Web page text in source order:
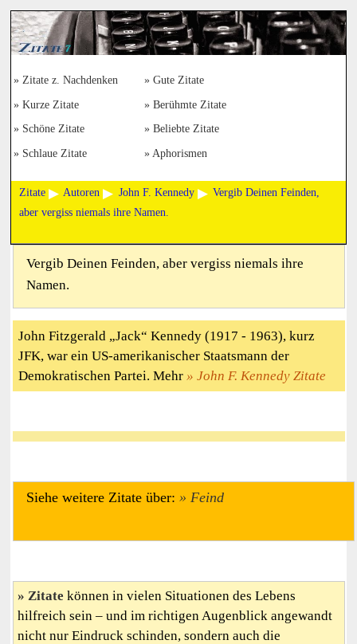
Zitate z. Nachdenken Gute Zitate
Kurze Zitate Berühmte Zitate
Schöne Zitate Beliebte Zitate
Schlaue Zitate Aphorismen
Zitate Autoren John F. Kennedy
Vergib Deinen Feinden,
aber vergiss niemals ihre Namen.
Vergib Deinen Feinden, aber vergiss niemals ihre
Namen.
John Fitzgerald „Jack“ Kennedy (1917 - 1963), kurz
JFK, war ein US-amerikanischer Staatsmann der
Demokratischen Partei. Mehr
John F. Kennedy Zitate
Siehe weitere Zitate über: Feind
Zitate können in vielen Situationen des Lebens
hilfreich sein – und im richtigen Augenblick angewandt
nicht nur Eindruck schinden, sondern auch die